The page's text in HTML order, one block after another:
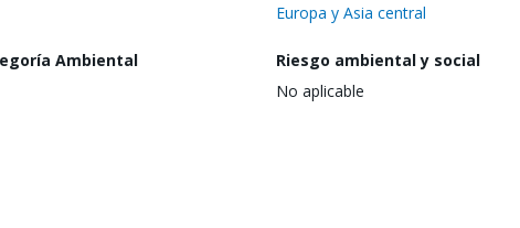
Europa y Asia central
Ambiental
Riesgo ambiental y social
No aplicable